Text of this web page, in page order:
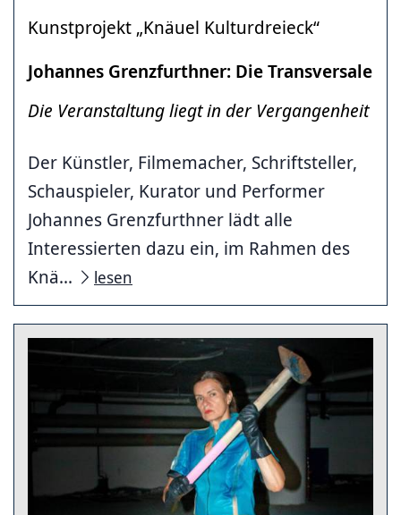
Kunstprojekt „Knäuel Kulturdreieck“
Johannes Grenzfurthner: Die Transversale
Die Veranstaltung liegt in der Vergangenheit
Der Künstler, Filmemacher, Schriftsteller,
Schauspieler, Kurator und Performer
Johannes Grenzfurthner lädt alle
Interessierten dazu ein, im Rahmen des
Knä...
lesen